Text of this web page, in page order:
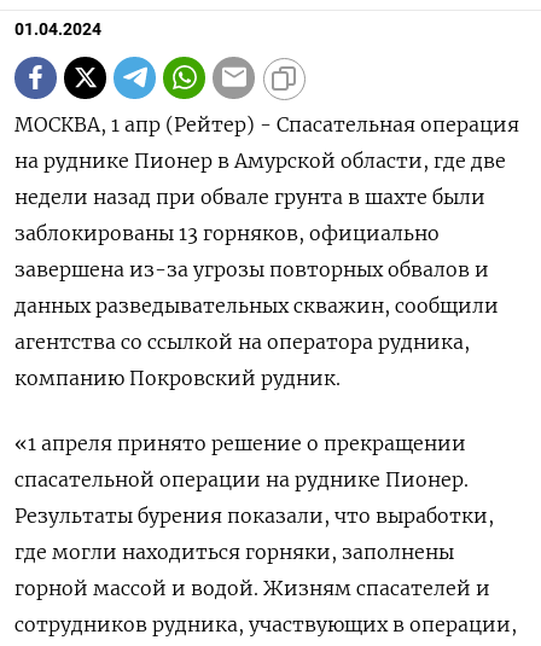
01.04.2024
МОСКВА, 1 апр (Рейтер) - Спасательная операция
на руднике Пионер в Амурской области, где две
недели назад при обвале грунта в шахте были
заблокированы 13 горняков, официально
завершена из-за угрозы повторных обвалов и
данных разведывательных скважин, сообщили
агентства со ссылкой на оператора рудника,
компанию Покровский рудник.
«1 апреля принято решение о прекращении
спасательной операции на руднике Пионер.
Результаты бурения показали, что выработки,
где могли находиться горняки, заполнены
горной массой и водой. Жизням спасателей и
сотрудников рудника, участвующих в операции,